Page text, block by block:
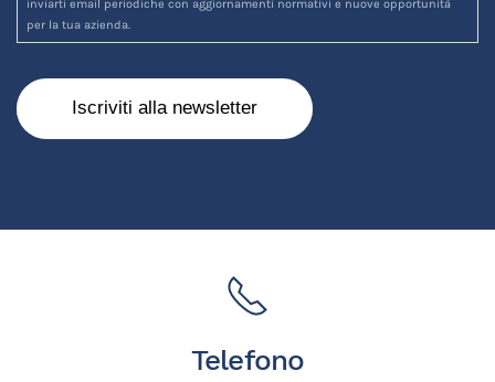
inviarti email periodiche con aggiornamenti normativi e nuove opportunità
per la tua azienda.
Telefono